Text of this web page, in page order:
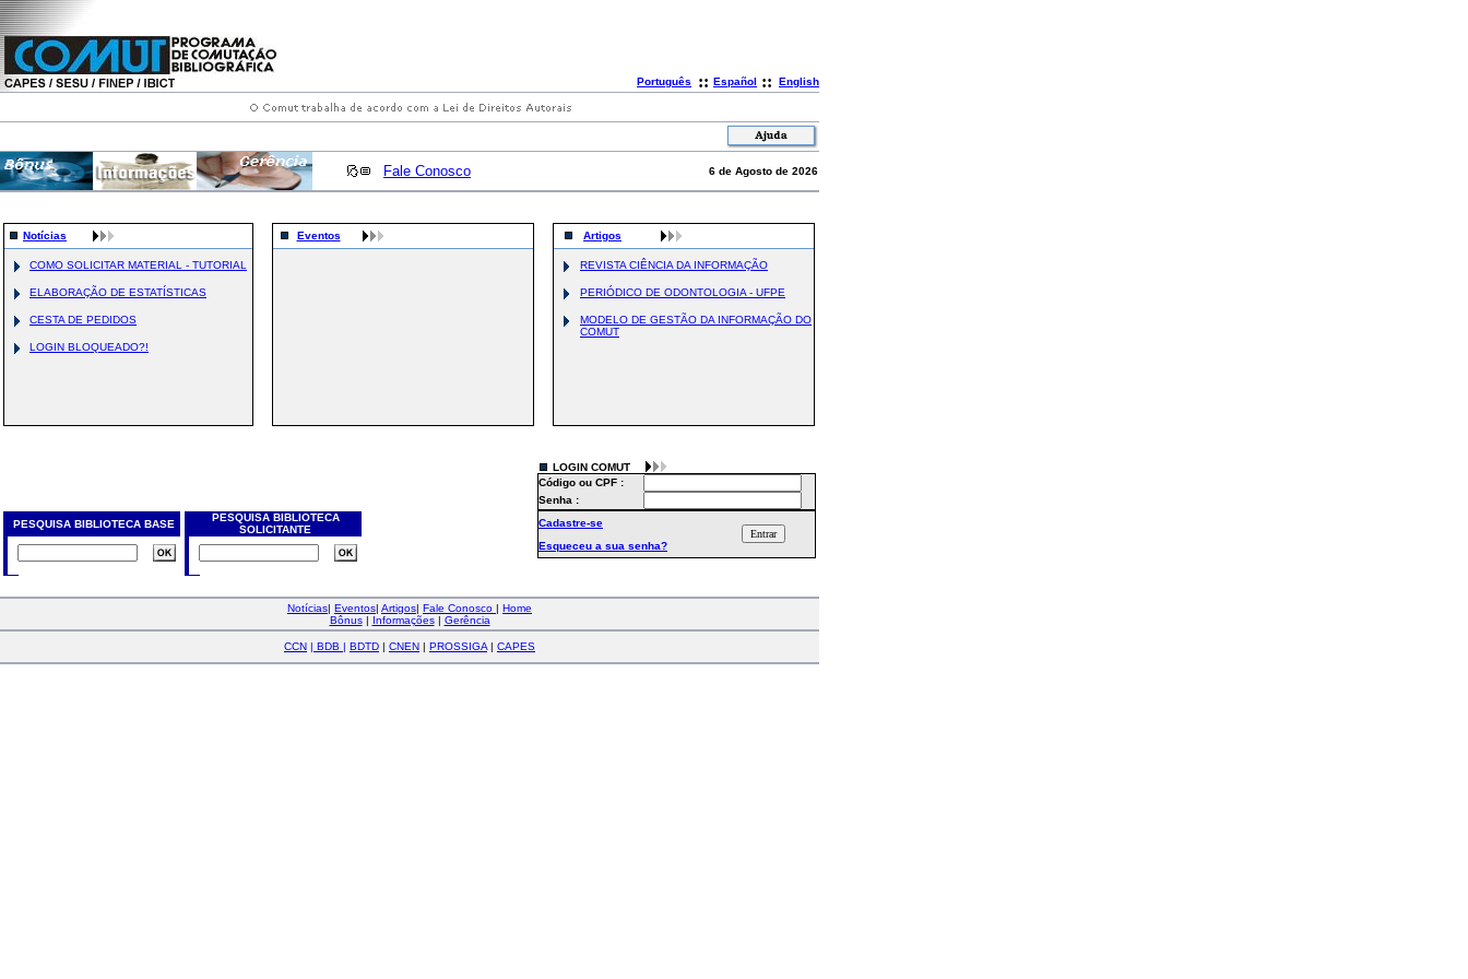
Português :: Español :: English
Fale Conosco 6 de Agosto de 2026
Notícias
COMO SOLICITAR MATERIAL - TUTORIAL
ELABORAÇÃO DE ESTATÍSTICAS
CESTA DE PEDIDOS
LOGIN BLOQUEADO?!
Eventos Artigos
REVISTA CIÊNCIA DA INFORMAÇÃO
PERIÓDICO DE ODONTOLOGIA - UFPE
MODELO DE GESTÃO DA INFORMAÇÃO DO
COMUT
PESQUISA BIBLIOTECA BASE
PESQUISA BIBLIOTECA
SOLICITANTE
LOGIN COMUT
Código ou CPF :
Senha :
Cadastre-se
Esqueceu a sua senha?
Notícias| Eventos| Artigos| Fale Conosco | Home
Bônus| Informações| Gerência
CCN | BDB | BDTD | CNEN | PROSSIGA | CAPES